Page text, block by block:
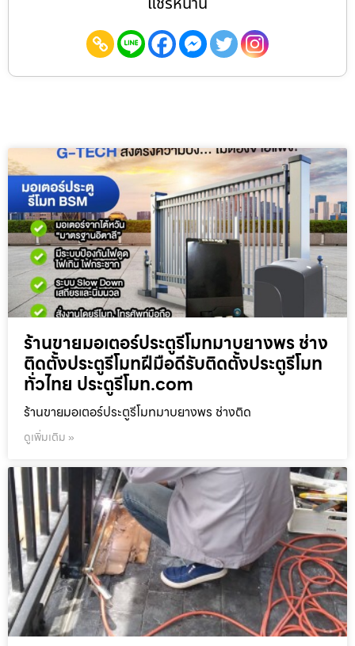
ร้านขายมอเตอร์ประตูรีโมทมาบยางพร ช่าง
ติดตั้งประตูรีโมทฝีมือดีรับติดตั้งประตูรีโมท
ทั่วไทย ประตูรีโมท.com
ร้านขายมอเตอร์ประตูรีโมทมาบยางพร ช่างติด
ดูเพิ่มเติม »